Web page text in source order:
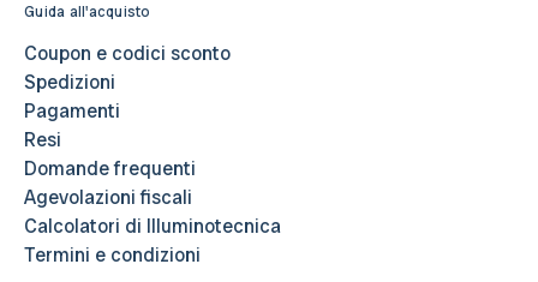
Guida all'acquisto
Coupon e codici sconto
Spedizioni
Pagamenti
Resi
Domande frequenti
Agevolazioni fiscali
Calcolatori di Illuminotecnica
Termini e condizioni